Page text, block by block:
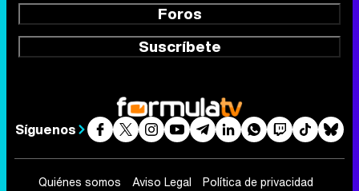
Foros
Suscríbete
Síguenos
Quiénes somos Aviso Legal Política de privacidad